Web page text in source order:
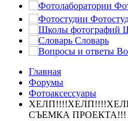
Словарь
Главная
Форумы
Фотоаксессуары
СЪЕМКА ПРОЕКТА!!!